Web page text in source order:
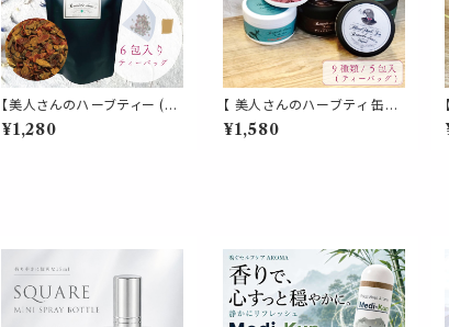
【美人さんのハーブティー (テ
ィーパック)】《デトックス ブレ
ンド》6包入 ティーバッグ ダン
¥1,280
【 美人さんのハーブティ 缶入
り 】選べる 9種類 ティーバッ
グ 5包入り 飲みやすい ブレン
¥1,580